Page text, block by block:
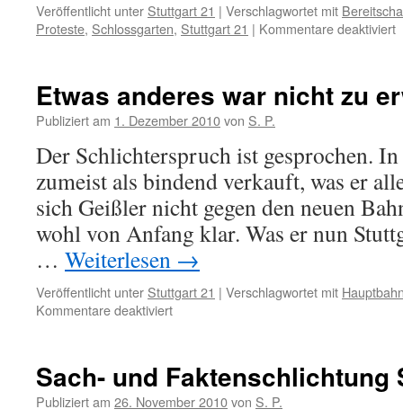
Veröffentlicht unter Stuttgart 21 | Verschlagwortet mit
Proteste, Schlossgarten, Stuttgart 21 | Kommentare deaktiviert
Etwas anderes war nicht zu
Publiziert am 1. Dezember 2010von S. P.
Der Schlichterspruch ist gesprochen.
zumeist als bindend verkauft, was er
sich Geißler nicht gegen den neuen
wohl von Anfang klar. Was er nun
… Weiterlesen →
Veröffentlicht unter Stuttgart 21 | Verschlagwortet mit
Kommentare deaktiviertfür
nicht
zu
Sach- und Faktenschlichtung
Publiziert am 26. November 2010von S. P.